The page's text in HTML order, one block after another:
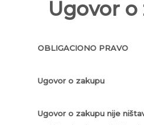
Ugovor
OBLIGACIONO PRAVO
Ugovor o zakupu
Ugovor o zakupu nije